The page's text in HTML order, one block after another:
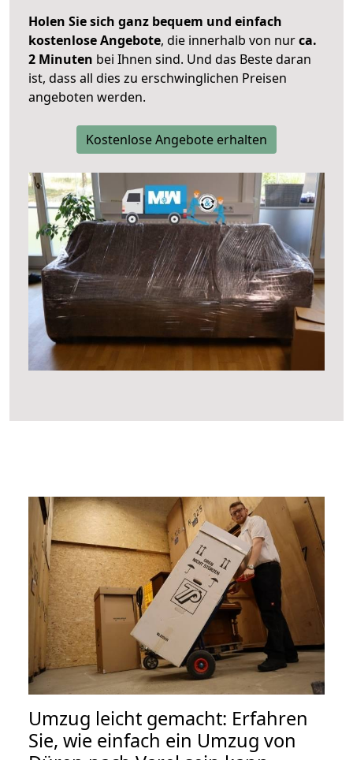
Holen Sie sich ganz bequem und einfach
kostenlose Angebote, die innerhalb von nurca.
2 Minuten bei Ihnen sind. Und das Beste daran
ist, dass all dies zu erschwinglichen Preisen
angeboten werden.
Kostenlose Angebote erhalten
Umzug leicht gemacht: Erfahren
Sie, wie einfach ein Umzug von